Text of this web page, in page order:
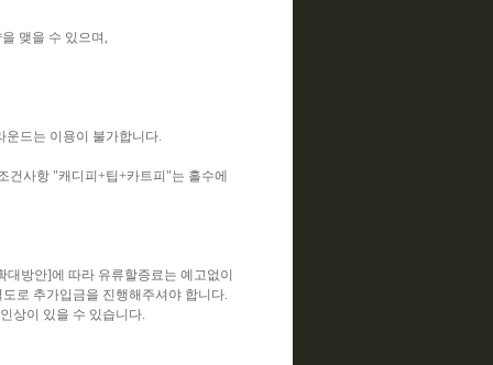
맺을 수 있으며,
운드는 이용이 불가합니다.
건사항 "캐디피+팁+카트피"는 홀수에
방안]에 따라 유류할증료는 예고없이
로 추가입금을 진행해주셔야 합니다.
상이 있을 수 있습니다.